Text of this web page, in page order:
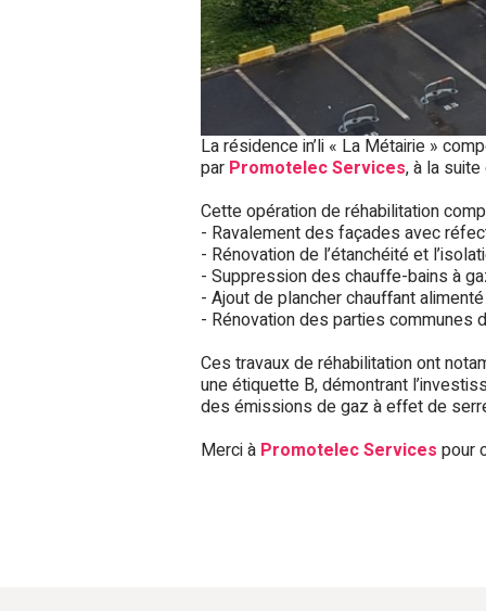
La résidence in’li « La Métairie »
par Promotelec Services, à la
Cette opération de réhabilitation
- Ravalement des façades avec
- Rénovation de l’étanchéité et
- Suppression des chauffe-bains à
- Ajout de plancher chauffant
- Rénovation des parties communes
Ces travaux de réhabilitation ont
une étiquette B, démontrant
des émissions de gaz à effet de
Merci à Promotelec Services pour